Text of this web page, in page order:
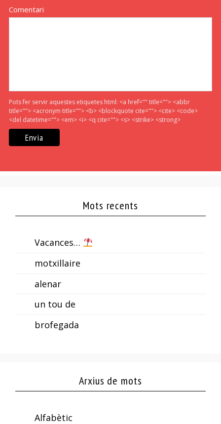
Comentari
Pots fer servir aquestes etiquetes html: <a href="" title=""> <abbr
title=""> <acronym title=""> <b> <blockquote cite=""> <cite> <code>
<del datetime=""> <em> <i> <q cite=""> <s> <strike> <strong>
Mots recents
Vacances…
motxillaire
alenar
un tou de
brofegada
Arxius de mots
Alfabètic